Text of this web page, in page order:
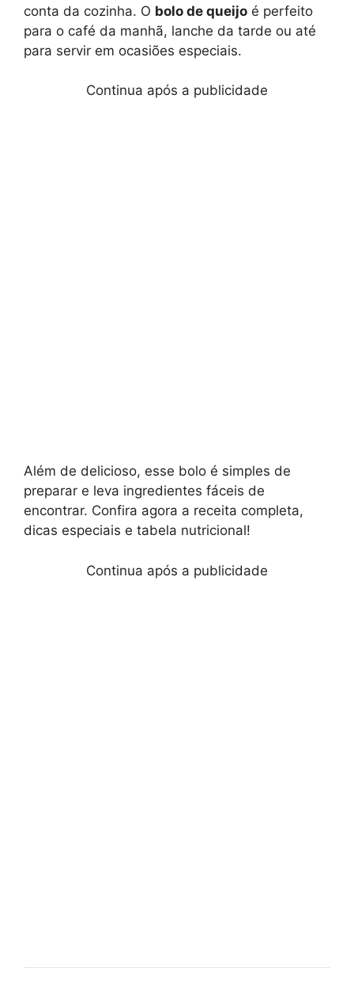
conta da cozinha. O bolo de queijo é perfeito
para o café da manhã, lanche da tarde ou até
para servir em ocasiões especiais.
Continua após a publicidade
Além de delicioso, esse bolo é simples de
preparar e leva ingredientes fáceis de
encontrar. Confira agora a receita completa,
dicas especiais e tabela nutricional!
Continua após a publicidade